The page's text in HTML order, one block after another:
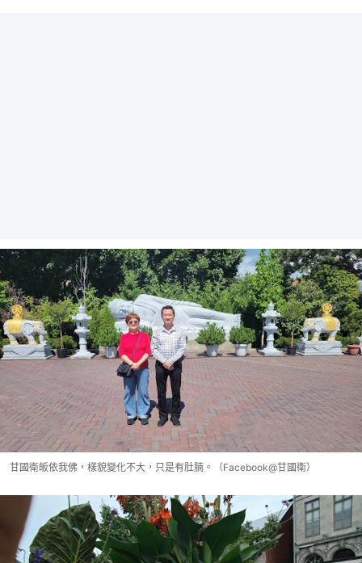
甘國衛皈依我佛，樣貌變化不大，只是有肚腩。（Facebook@甘國衛）